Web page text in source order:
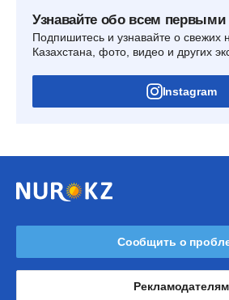
Узнавайте обо всем первыми
Подпишитесь и узнавайте о свежих
Казахстана, фото, видео и других
Instagram
Сообщить о
Рекламодателям